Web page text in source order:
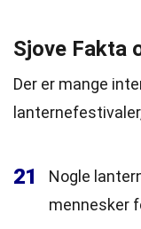
Sjove Fakta
Der er mange
21
Nogle
mennesker